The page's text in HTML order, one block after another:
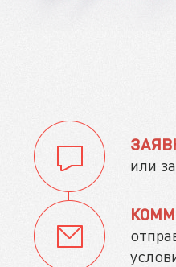
или